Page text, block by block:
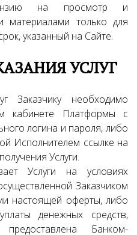
на просмотр и
материалами только для
указанный на Сайте.
УСЛУГ
Заказчику необходимо
кабинете Платформы с
логина и пароля, либо
Исполнителем ссылке на
Услуги.
Услуги на условиях
Заказчиком
настоящей оферты, либо
денежных средств,
Банком-